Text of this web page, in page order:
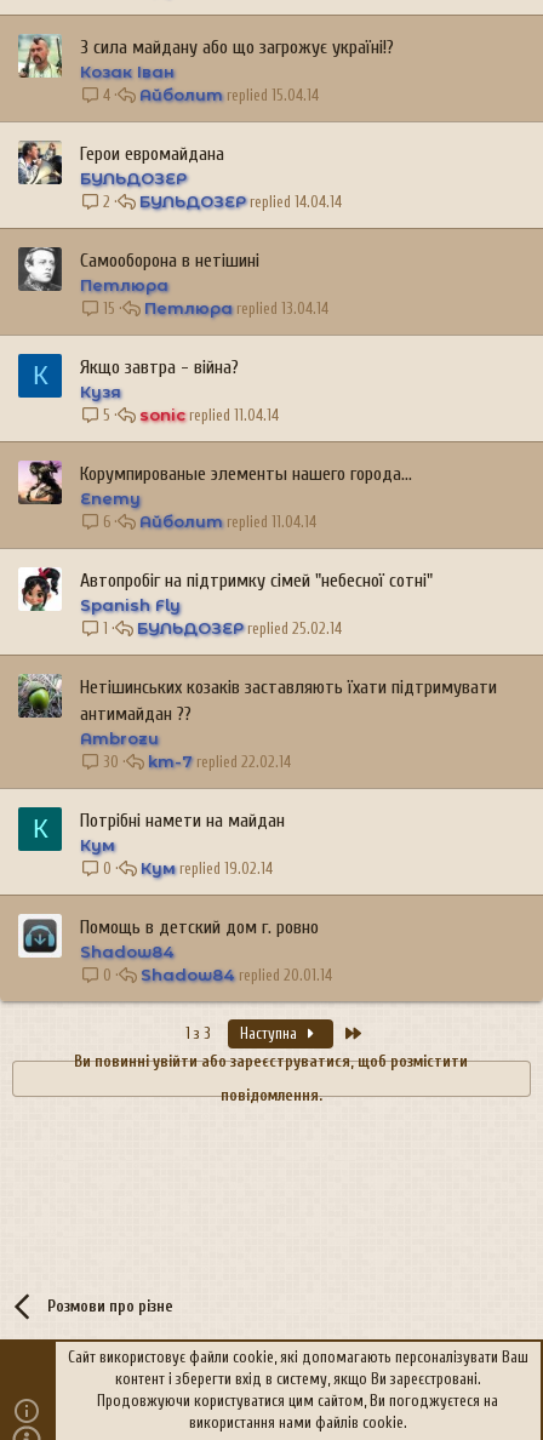
3 сила майдану або що загрожує україні!?
Козак Іван
4 15.04.14
Айболит
Герои евромайдана
БУЛЬДОЗЕР
2 14.04.14
БУЛЬДОЗЕР
Самооборона в нетішині
Петлюра
15 13.04.14
Петлюра
К Якщо завтра - війна?
Кузя
5 11.04.14
sonic
Корумпированые элементы нашего города...
Enemy
6 11.04.14
Айболит
Автопробіг на підтримку сімей "небесної сотні"
Spanish Fly
1 25.02.14
БУЛЬДОЗЕР
Нетішинських козаків заставляють їхати підтримувати
антимайдан ??
Ambrozu
30 22.02.14
km-7
К Потрібні намети на майдан
Кум
0 19.02.14
Кум
Помощь в детский дом г. ровно
Shadow84
0 20.01.14
Shadow84
1 з 3 Наступна
Ви повинні увійти або зареєструватися, щоб розмістити
повідомлення.
Розмови про різне
Політика конфіденційності Дoпoмoга
Сайт використовує файли cookie, які допомагають персоналізувати Ваш
контент і зберегти вхід в систему, якщо Ви зареєстровані.
Продовжуючи користуватися цим сайтом, Ви погоджуєтеся на
використання нами файлів cookie.